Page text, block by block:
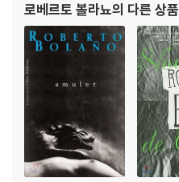
Time Magazine's Best Book of
Los Angeles Times Best
San Francisco Chronicle's 50
Seattle Times Best Books of
New York Magazine Top Ten
Three academics on the trail
ew York reporter on his first
philosopher; a police
첫 장편 『아이스링크』(1993)를
로베르토 볼라뇨의 다른 상품